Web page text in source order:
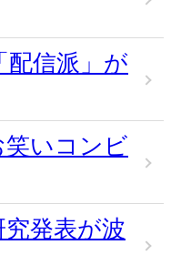
配信派」が
笑いコンビ
発表が波